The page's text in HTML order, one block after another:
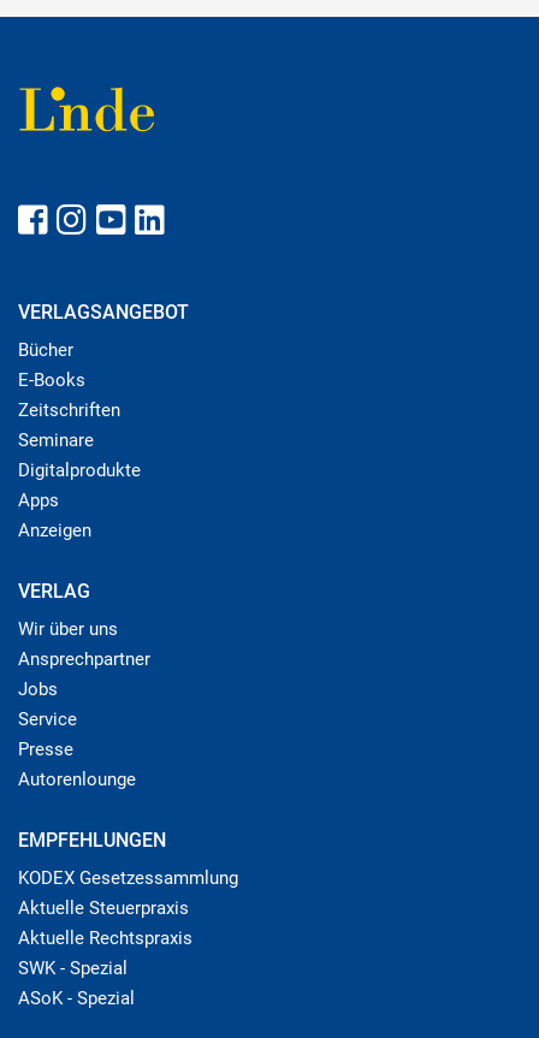
VERLAGSANGEBOT
Bücher
E-Books
Zeitschriften
Seminare
Digitalprodukte
Apps
Anzeigen
VERLAG
Wir über uns
Ansprechpartner
Jobs
Service
Presse
Autorenlounge
EMPFEHLUNGEN
KODEX Gesetzessammlung
Aktuelle Steuerpraxis
Aktuelle Rechtspraxis
SWK - Spezial
ASoK - Spezial